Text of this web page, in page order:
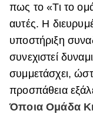
πως το «Τι το
αυτές. Η
υποστήριξη
συνεχιστεί
συμμετάσχει,
προσπάθεια
Όποια Ομάδα